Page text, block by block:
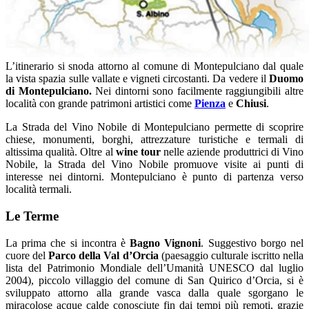
L’itinerario si snoda attorno al comune di Montepulciano dal quale
la vista spazia sulle vallate e vigneti circostanti. Da vedere il Duomo
di Montepulciano.Nei dintorni sono facilmente raggiungibili altre
località con grande patrimoni artistici come Pienza e Chiusi.
La Strada del Vino Nobile di Montepulciano permette di scoprire
chiese, monumenti, borghi, attrezzature turistiche e termali di
altissima qualità. Oltre al wine tour nelle aziende produttrici di Vino
Nobile, la Strada del Vino Nobile promuove visite ai punti di
interesse nei dintorni. Montepulciano è punto di partenza verso
località termali.
Le Terme
La prima che si incontra èBagno Vignoni. Suggestivo borgo nel
cuore delParco della Val d’Orcia (paesaggio culturale iscritto nella
lista del Patrimonio Mondiale dell’Umanità UNESCO dal luglio
2004), piccolo villaggio del comune di San Quirico d’Orcia, si è
sviluppato attorno alla grande vasca dalla quale sgorgano le
miracolose acque calde conosciute fin dai tempi più remoti, grazie